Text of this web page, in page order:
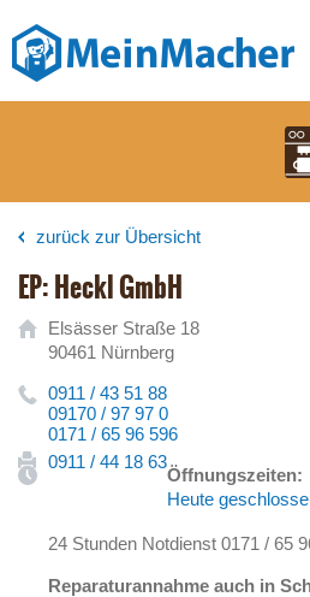
zurück zur Übersicht
EP: Heckl GmbH
Elsässer Straße 18
90461 Nürnberg
0911 / 43 51 88
09170 / 97 97 0
0171 / 65 96 596
0911 / 44 18 63
Öffnungszeiten:
Heute
24 Stunden Notdienst 0171 / 65
Reparaturannahme auch in